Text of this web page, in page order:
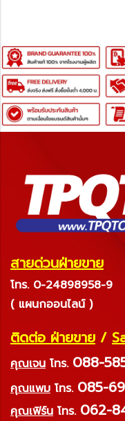
สายด่วนฝ่ายขาย
โทร. 0-24898958-9
( แผนกออนไลน์ )
ติดต่อ ฝ่ายขาย /
คุณเจน โทร. 088-
คุณแพม โทร. 085-
คุณเฟิร์น โทร. 062-